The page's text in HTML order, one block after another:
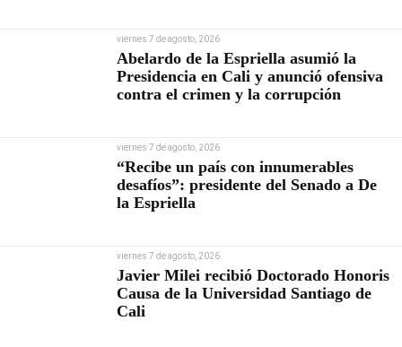
viernes 7 de agosto, 2026
Abelardo de la Espriella asumió la
Presidencia en Cali y anunció ofensiva
contra el crimen y la corrupción
viernes 7 de agosto, 2026
“Recibe un país con innumerables
desafíos”: presidente del Senado a De
la Espriella
viernes 7 de agosto, 2026
Javier Milei recibió Doctorado Honoris
Causa de la Universidad Santiago de
Cali